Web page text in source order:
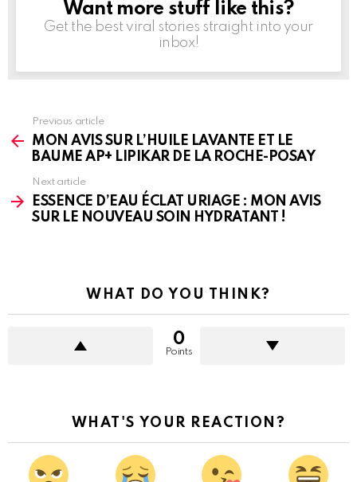
NEWSLETTER
Want more stuff like this?
Get the best viral stories straight into your
inbox!
more
Previous article
MON AVIS SUR L’HUILE LAVANTE ET LE
BAUME AP+ LIPIKAR DE LA ROCHE-POSAY
Next article
ESSENCE D’EAU ÉCLAT URIAGE : MON AVIS
SUR LE NOUVEAU SOIN HYDRATANT !
WHAT DO YOU THINK?
0
Points
WHAT'S YOUR REACTION?